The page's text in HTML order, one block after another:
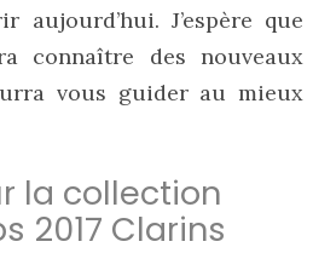
aujourd’hui. J’espère que
connaître des nouveaux
vous guider au mieux
la collection
2017 Clarins